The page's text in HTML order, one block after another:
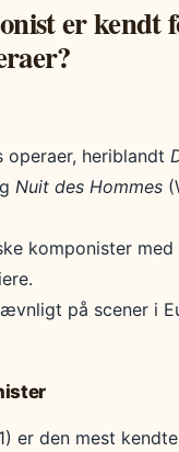
er kendt
operaer, heriblandt
Nuit des Hommes
komponister med
på scener i
er den mest